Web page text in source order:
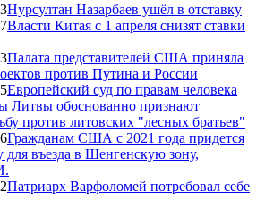
Нурсултан Назарбаев ушёл в отставку
Власти Китая с 1 апреля снизят ставки
Палата представителей США приняла
против Путина и России
Европейский суд по правам человека
Литвы обоснованно признают
против литовских "лесных братьев"
Гражданам США с 2021 года придется
для въезда в Шенгенскую зону,
Патриарх Варфоломей потребовал себе